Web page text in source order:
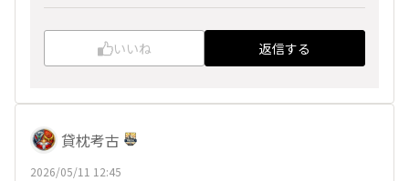
いいね 返信する
貸枕考古
2026/05/11 12:45